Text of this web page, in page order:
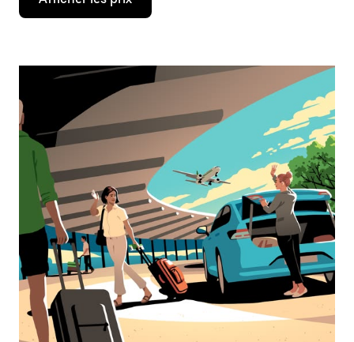
la
interagir
avec
le
calendrier
sélectionner
une
date.
Appuyez
sur
touche
d'échappement
pour
fermer
le
calendrier.